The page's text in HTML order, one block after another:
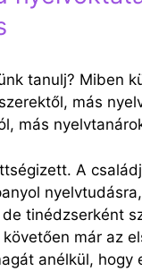
tanulj? Miben
más
más
A
tinédzserként
már az
anélkül, hogy